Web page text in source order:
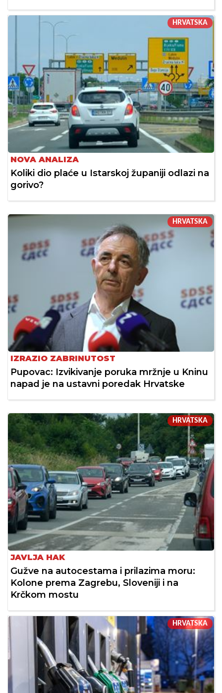
HRVATSKA
NOVA ANALIZA
Koliki dio plaće u Istarskoj županiji odlazi na
gorivo?
HRVATSKA
IZRAZIO ZABRINUTOST
Pupovac: Izvikivanje poruka mržnje u Kninu
napad je na ustavni poredak Hrvatske
HRVATSKA
JAVLJA HAK
Gužve na autocestama i prilazima moru:
Kolone prema Zagrebu, Sloveniji i na
Krčkom mostu
HRVATSKA